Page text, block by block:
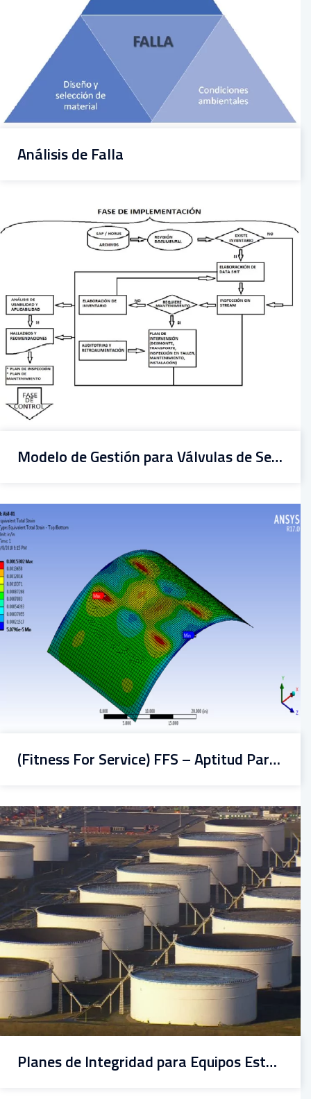
Análisis de Falla
Modelo de Gestión para Válvulas de Seguridad y Válvulas de Alivio
(Fitness For Service) FFS – Aptitud Para El Servicio
Planes de Integridad para Equipos Estáticos